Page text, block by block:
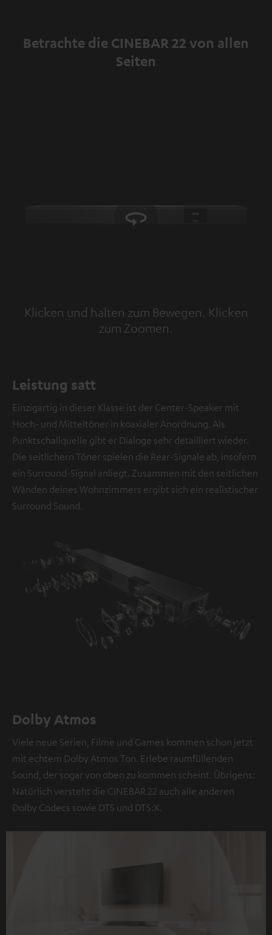
Datenschutzerklärung unter I zu finden.
Betrachte die CINEBAR 22 von allen
Seiten
Klicken und halten zum Bewegen. Klicken
zum Zoomen.
Tap to zoom
Leistung satt
Einzigartig in dieser Klasse ist der Center-Speaker mit
Hoch- und Mitteltöner in koaxialer Anordnung. Als
Punktschallquelle gibt er Dialoge sehr detailliert wieder.
Die seitlichern Töner spielen die Rear-Signale ab, insofern
ein Surround-Signal anliegt. Zusammen mit den seitlichen
Wänden deines Wohnzimmers ergibt sich ein realistischer
Surround Sound.
Dolby Atmos
Viele neue Serien, Filme und Games kommen schon jetzt
mit echtem Dolby Atmos Ton. Erlebe raumfüllenden
Sound, der sogar von oben zu kommen scheint. Übrigens:
Natürlich versteht die CINEBAR 22 auch alle anderen
Dolby Codecs sowie DTS und DTS:X.